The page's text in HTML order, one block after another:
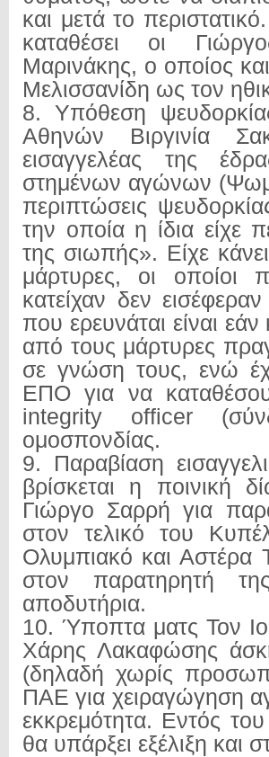
και μετά το
καταθέσει οι
Μαρινάκης, ο οποίος
Μελισσανίδη ως τον
8. Υπόθεση
Αθηνών Βιργινία
εισαγγελέας της
στημένων αγώνων
περιπτώσεις
την οποία η ίδια είχε
της σιωπής». Είχε
μάρτυρες, οι
κατείχαν δεν
που ερευνάται είναι
από τους μάρτυρες
σε γνώση τους, ενώ
ΕΠΟ για να
integrity officer
ομοσπονδίας.
9. Παραβίαση
βρίσκεται η ποινική
Γιώργο Σαρρή για
στον τελικό του
Ολυμπιακό και Αστέρα
στον παρατηρητή
αποδυτήρια.
10. Ύποπτα ματς Τον
Χάρης Λακαφώσης
(δηλαδή χωρίς
ΠΑΕ για χειραγώγηση
εκκρεμότητα. Εντός
θα υπάρξει εξέλιξη και